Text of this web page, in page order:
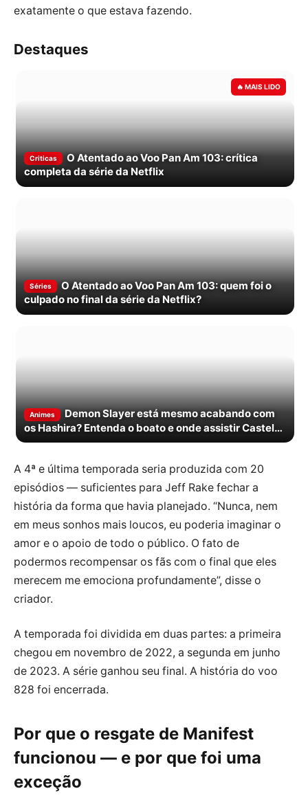
exatamente o que estava fazendo.
Destaques
Criticas
O Atentado ao Voo Pan Am 103: crítica
completa da série da Netflix
Séries
O Atentado ao Voo Pan Am 103: quem foi o
culpado no final da série da Netflix?
Animes
Demon Slayer está mesmo acabando com
os Hashira? Entenda o boato e onde assistir Castelo
Infinito
A 4ª e última temporada seria produzida com 20
episódios — suficientes para Jeff Rake fechar a
história da forma que havia planejado. “Nunca, nem
em meus sonhos mais loucos, eu poderia imaginar o
amor e o apoio de todo o público. O fato de
podermos recompensar os fãs com o final que eles
merecem me emociona profundamente”, disse o
criador.
A temporada foi dividida em duas partes: a primeira
chegou em novembro de 2022, a segunda em junho
de 2023. A série ganhou seu final. A história do voo
828 foi encerrada.
Por que o resgate de Manifest
funcionou — e por que foi uma
exceção